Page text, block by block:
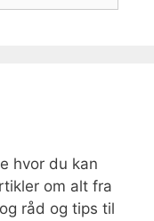
hvor du kan
om alt fra
råd og tips til